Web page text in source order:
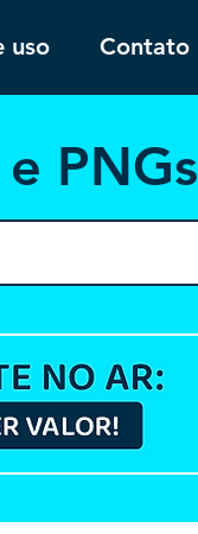
uso Contato
PNGs